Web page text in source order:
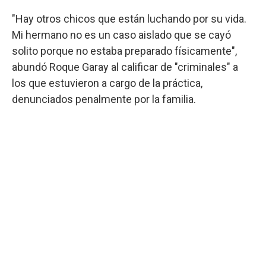
"Hay otros chicos que están luchando por su vida.
Mi hermano no es un caso aislado que se cayó
solito porque no estaba preparado físicamente",
abundó Roque Garay al calificar de "criminales" a
los que estuvieron a cargo de la práctica,
denunciados penalmente por la familia.